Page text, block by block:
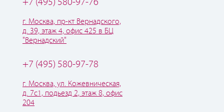
+7 (495) 580-97-76
г. Москва, пр-кт Вернадского,
д. 39, этаж 4, офис 425 в БЦ
"Вернадский"
+7 (495) 580-97-78
г. Москва, ул. Кожевническая,
д. 7с1, подьезд 2, этаж 8, офис
204